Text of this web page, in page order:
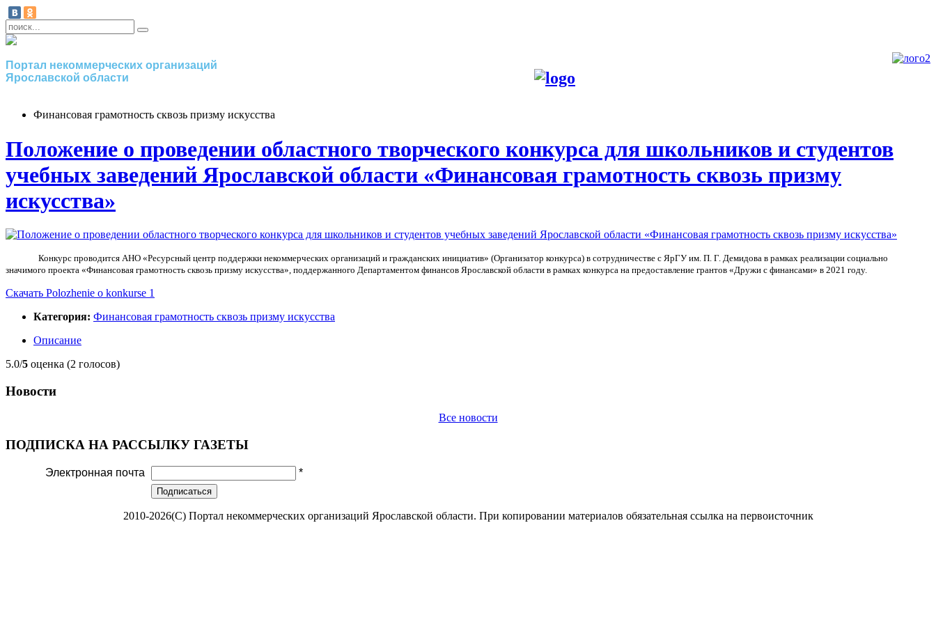
Портал некоммерческих организаций
Ярославской области
Финансовая грамотность сквозь призму искусства
Положение о проведении областного творческого конкурса для школьников и студентов
учебных заведений Ярославской области «Финансовая грамотность сквозь призму
искусства»
Конкурс проводится АНО «Ресурсный центр поддержки некоммерческих организаций и гражданских инициатив» (Организатор конкурса) в сотрудничестве с ЯрГУ им. П. Г. Демидова в рамках реализации социально
значимого проекта «Финансовая грамотность сквозь призму искусства», поддержанного Департаментом финансов Ярославской области в рамках конкурса на предоставление грантов «Дружи с финансами» в 2021 году.
Скачать Polozhenie o konkurse 1
Категория: Финансовая грамотность сквозь призму искусства
Описание
5.0/5 оценка (2 голосов)
Новости
Все новости
ПОДПИСКА НА РАССЫЛКУ ГАЗЕТЫ
Электронная почта *
Подписаться
2010-2026(С) Портал некоммерческих организаций Ярославской области. При копировании материалов обязательная ссылка на первоисточник